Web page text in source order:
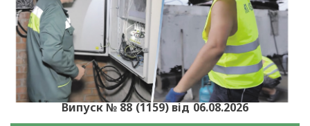
Випуск № 88 (1159) від 06.08.2026